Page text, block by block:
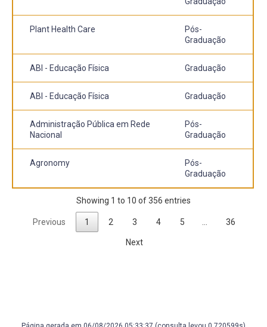
Plant Health Care
Pós-
Graduação
ABI - Educação Física Graduação
ABI - Educação Física Graduação
Administração Pública em Rede
Nacional
Pós-
Graduação
Agronomy
Pós-
Graduação
Showing 1 to 10 of 356 entries
Previous 1 2 3 4 5 36
Next